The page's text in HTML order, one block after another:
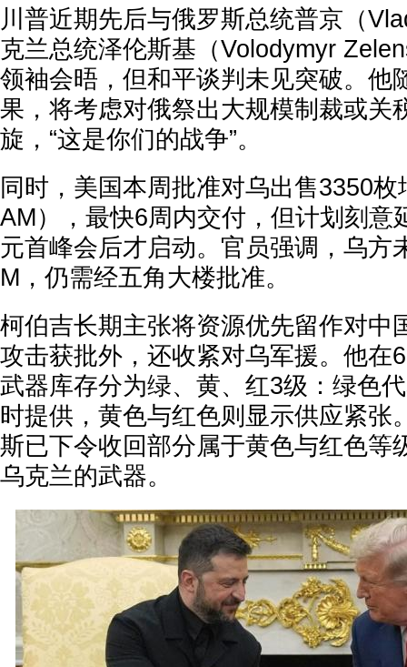
川普近期先后与俄罗斯总统普京（
克兰总统泽伦斯基（Volodymyr
领袖会晤，但和平谈判未见突破。他
果，将考虑对俄祭出大规模制裁或关
旋，“这是你们的战争”。
同时，美国本周批准对乌出售3350
AM），最快6周内交付，但计划刻意
元首峰会后才启动。官员强调，乌方
M，仍需经五角大楼批准。
柯伯吉长期主张将资源优先留作对中
攻击获批外，还收紧对乌军援。他在
武器库存分为绿、黄、红3级：绿色
时提供，黄色与红色则显示供应紧张
斯已下令收回部分属于黄色与红色等
乌克兰的武器。